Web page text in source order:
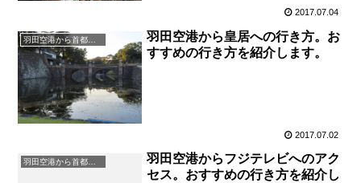
2017.07.04
羽田空港から首都圏人気観光地
羽田空港から皇居への行き方。お
すすめの行き方を紹介します。
2017.07.02
羽田空港から首都圏人気観光地
羽田空港からフジテレビへのアク
セス。おすすめの行き方を紹介し